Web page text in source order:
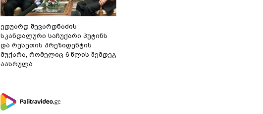
ედუარდ შევარდნაძის
სკანდალური საჩუქარი პუტინს
და რუსეთის პრეზიდენტის
მუქარა, რომელიც 6 წლის შემდეგ
აასრულა